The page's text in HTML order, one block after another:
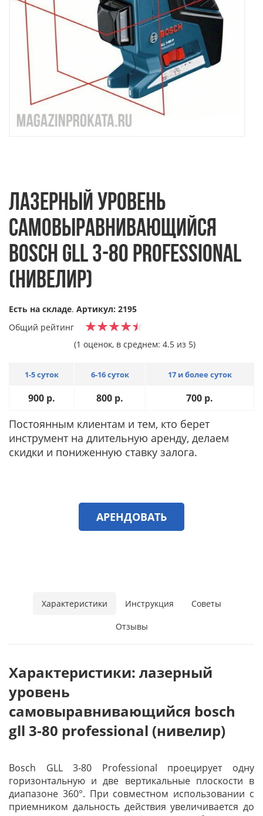
ЛАЗЕРНЫЙ УРОВЕНЬ
САМОВЫРАВНИВАЮЩИЙСЯ
BOSCH GLL 3-80 PROFESSIONAL
(НИВЕЛИР)
Есть на складе. Артикул: 2195
Общий рейтинг
(1 оценок, в среднем: 4.5 из 5)
1-5 суток 6-16 суток 17 и более суток
900 р. 800 р. 700 р.
Постоянным клиентам и тем, кто берет
инструмент на длительную аренду, делаем
скидки и пониженную ставку залога.
АРЕНДОВАТЬ
Характеристики Инструкция Советы
Отзывы
Характеристики: лазерный
уровень
самовыравнивающийся bosch
gll 3-80 professional (нивелир)
Bosch GLL 3-80 Professional проецирует одну
горизонтальную и две вертикальные плоскости в
диапазоне 360°. При совместном использовании с
приемником дальность действия увеличивается до